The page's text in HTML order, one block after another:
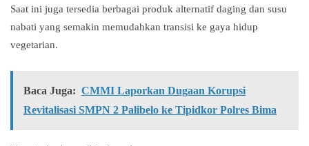
Saat ini juga tersedia berbagai produk alternatif daging dan susu
nabati yang semakin memudahkan transisi ke gaya hidup
vegetarian.
Baca Juga: CMMI Laporkan Dugaan Korupsi
Revitalisasi SMPN 2 Palibelo ke Tipidkor Polres Bima